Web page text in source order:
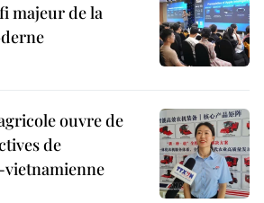
majeur de la
ouvre de
de